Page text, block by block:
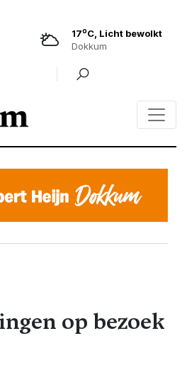
17oC, Licht bewolkt
Dokkum
op bezoek